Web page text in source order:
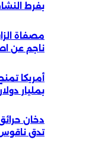
بفرط
مصفاة
ناجم عن
أمريكا
بمليار دولار
دخان
تدق